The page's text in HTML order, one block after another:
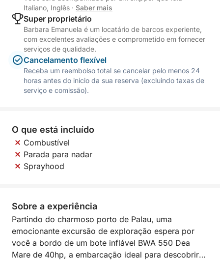
Italiano, Inglês · Saber mais
Super proprietário
Barbara Emanuela é um locatário de barcos experiente,
com excelentes avaliações e comprometido em fornecer
serviços de qualidade.
Cancelamento flexível
Receba um reembolso total se cancelar pelo menos 24
horas antes do início da sua reserva (excluindo taxas de
serviço e comissão).
O que está incluído
Combustível
Parada para nadar
Sprayhood
Sobre a experiência
Partindo do charmoso porto de Palau, uma
emocionante excursão de exploração espera por
você a bordo de um bote inflável BWA 550 Dea
Mare de 40hp, a embarcação ideal para descobrir